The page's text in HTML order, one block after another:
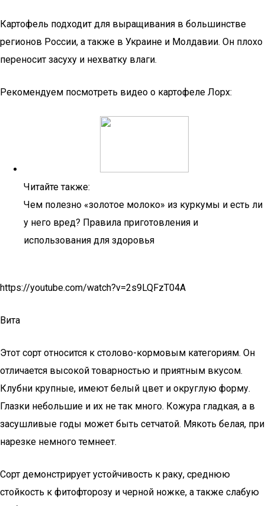
Картофель подходит для выращивания в большинстве
регионов России, а также в Украине и Молдавии. Он плохо
переносит засуху и нехватку влаги.
Рекомендуем посмотреть видео о картофеле Лорх:
Читайте также:
Чем полезно «золотое молоко» из куркумы и есть ли
у него вред? Правила приготовления и
использования для здоровья
https://youtube.com/watch?v=2s9LQFzT04A
Вита
Этот сорт относится к столово-кормовым категориям. Он
отличается высокой товарностью и приятным вкусом.
Клубни крупные, имеют белый цвет и округлую форму.
Глазки небольшие и их не так много. Кожура гладкая, а в
засушливые годы может быть сетчатой. Мякоть белая, при
нарезке немного темнеет.
Сорт демонстрирует устойчивость к раку, среднюю
стойкость к фитофторозу и черной ножке, а также слабую